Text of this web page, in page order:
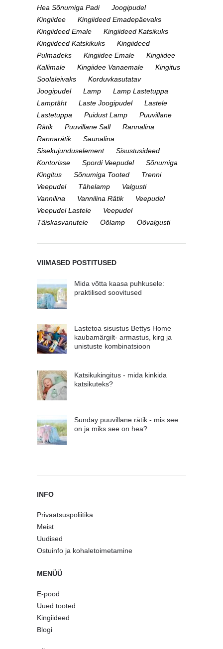
Hea Sõnumiga Padi
Joogipudel
Kingiidee
Kingiideed Emadepäevaks
Kingiideed Emale
Kingiideed Katsikuks
Kingiideed Katskikuks
Kingiideed
Pulmadeks
Kingiidee Emale
Kingiidee
Kallimale
Kingiidee Vanaemale
Kingitus
Soolaleivaks
Korduvkasutatav
Joogipudel
Lamp
Lamp Lastetuppa
Lamptäht
Laste Joogipudel
Lastele
Lastetuppa
Puidust Lamp
Puuvillane
Rätik
Puuvillane Sall
Rannalina
Rannarätik
Saunalina
Sisekujunduselement
Sisustusideed
Kontorisse
Spordi Veepudel
Sõnumiga
Kingitus
Sõnumiga Tooted
Trenni
Veepudel
Tähelamp
Valgusti
Vannilina
Vannilina Rätik
Veepudel
Veepudel Lastele
Veepudel
Täiskasvanutele
Öölamp Öövalgusti
VIIMASED POSTITUSED
Mida võtta kaasa puhkusele:
praktilised soovitused
Lastetoa sisustus Bettys Home
kaubamärgilt- armastus, kirg ja
unistuste kombinatsioon
Katsikukingitus - mida kinkida
katsikuteks?
Sunday puuvillane rätik - mis see
on ja miks see on hea?
INFO
Privaatsuspoliitika
Meist
Uudised
Ostuinfo ja kohaletoimetamine
MENÜÜ
E-pood
Uued tooted
Kingiideed
Blogi